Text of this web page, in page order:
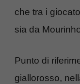
che tra i
sia da
Punto di
giallorosso,